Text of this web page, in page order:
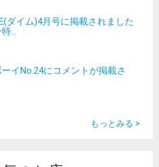
ダイム)4月号に掲載されました
...
イNo.24にコメントが掲載さ
もっとみる >